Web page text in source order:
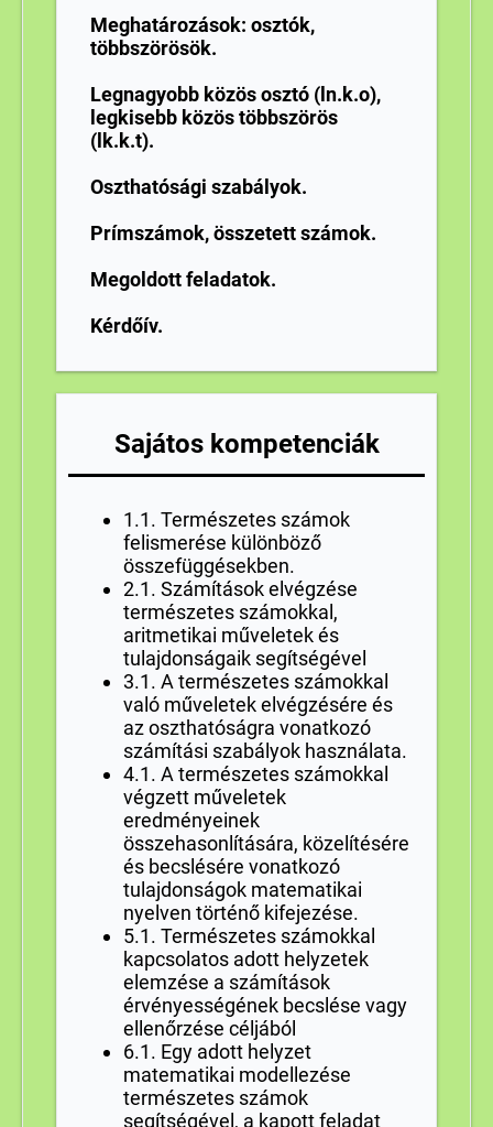
Meghatározások: osztók,
többszörösök.
Legnagyobb közös osztó (ln.k.o),
legkisebb közös többszörös
(lk.k.t).
Oszthatósági szabályok.
Prímszámok, összetett számok.
Megoldott feladatok.
Kérdőív.
Sajátos kompetenciák
1.1. Természetes számok
felismerése különböző
összefüggésekben.
2.1. Számítások elvégzése
természetes számokkal,
aritmetikai műveletek és
tulajdonságaik segítségével
3.1. A természetes számokkal
való műveletek elvégzésére és
az oszthatóságra vonatkozó
számítási szabályok használata.
4.1. A természetes számokkal
végzett műveletek
eredményeinek
összehasonlítására, közelítésére
és becslésére vonatkozó
tulajdonságok matematikai
nyelven történő kifejezése.
5.1. Természetes számokkal
kapcsolatos adott helyzetek
elemzése a számítások
érvényességének becslése vagy
ellenőrzése céljából
6.1. Egy adott helyzet
matematikai modellezése
természetes számok
segítségével, a kapott feladat